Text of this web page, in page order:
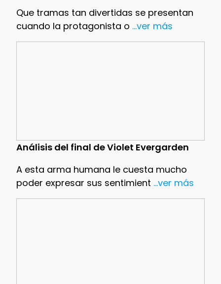
Que tramas tan divertidas se presentan
cuando la protagonista o ...ver más
Análisis del final de Violet Evergarden
A esta arma humana le cuesta mucho
poder expresar sus sentimient ...ver más